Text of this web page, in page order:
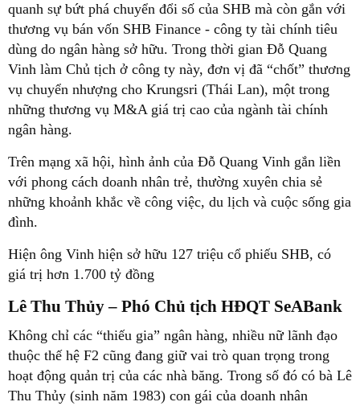
quanh sự bứt phá chuyển đổi số của SHB mà còn gắn với
thương vụ bán vốn SHB Finance - công ty tài chính tiêu
dùng do ngân hàng sở hữu. Trong thời gian Đỗ Quang
Vinh làm Chủ tịch ở công ty này, đơn vị đã “chốt” thương
vụ chuyển nhượng cho Krungsri (Thái Lan), một trong
những thương vụ M&A giá trị cao của ngành tài chính
ngân hàng.
Trên mạng xã hội, hình ảnh của Đỗ Quang Vinh gắn liền
với phong cách doanh nhân trẻ, thường xuyên chia sẻ
những khoảnh khắc về công việc, du lịch và cuộc sống gia
đình.
Hiện ông Vinh hiện sở hữu 127 triệu cổ phiếu SHB, có
giá trị hơn 1.700 tỷ đồng
Lê Thu Thủy – Phó Chủ tịch HĐQT SeABank
Không chỉ các “thiếu gia” ngân hàng, nhiều nữ lãnh đạo
thuộc thế hệ F2 cũng đang giữ vai trò quan trọng trong
hoạt động quản trị của các nhà băng. Trong số đó có bà Lê
Thu Thủy (sinh năm 1983) con gái của doanh nhân